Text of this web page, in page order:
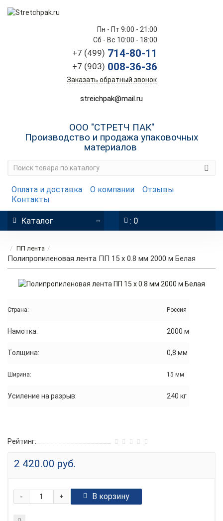
Пн - Пт 9:00 - 21:00
Сб - Вс 10:00 - 18:00
+7 (499) 714-80-11
+7 (903) 008-36-36
Заказать обратный звонок
streichpak@mail.ru
ООО "СТРЕТЧ ПАК"
Производство и продажа упаковочных
материалов
Оплата и доставка О компании
Отзывы
Контакты
Каталог : 0
ПП лента
Полипропиленовая лента ПП 15 x 0.8 мм 2000 м Белая
Страна: Россия
Намотка: 2000 м
Толщина: 0,8 мм
Ширина: 15 мм
Усиление на разрыв: 240 кг
Рейтинг:
2 420.00 руб.
+
- В корзину